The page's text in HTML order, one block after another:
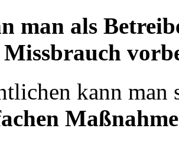
man als
Missbrauch
kann man